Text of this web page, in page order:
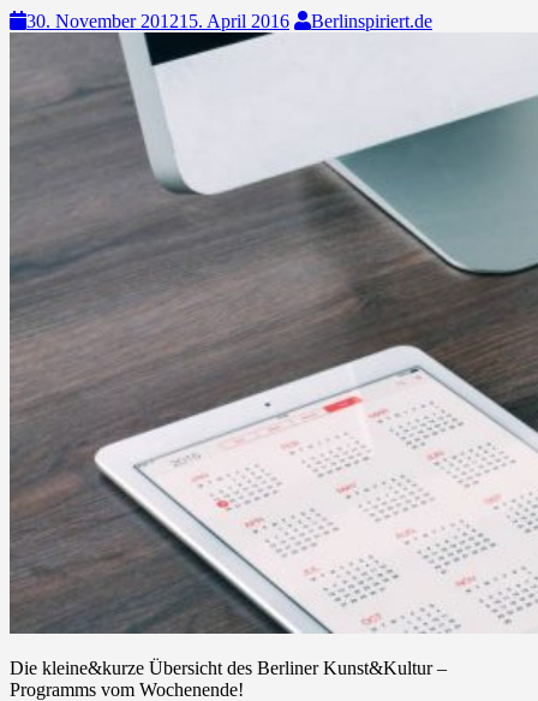
30. November 201215. April 2016 Berlinspiriert.de
​Die kleine&kurze Übersicht des Berliner Kunst&Kultur –
Programms vom Wochenende!